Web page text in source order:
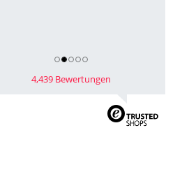
4,439 Bewertungen